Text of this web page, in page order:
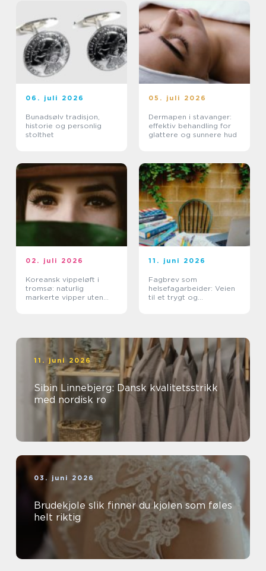
06. juli 2026
Bunadsølv tradisjon,
historie og personlig
stolthet
05. juli 2026
Dermapen i stavanger:
effektiv behandling for
glattere og sunnere hud
02. juli 2026
Koreansk vippeløft i
tromsø: naturlig
markerte vipper uten
11. juni 2026
Fagbrev som
helsefagarbeider: Veien
til et trygt og
11. juni 2026
Sibin Linnebjerg: Dansk kvalitetsstrikk
med nordisk ro
03. juni 2026
Brudekjole slik finner du kjolen som føles
helt riktig